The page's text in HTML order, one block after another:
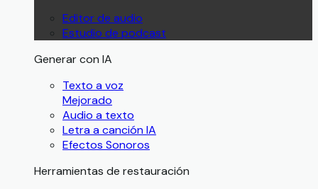
Editor de audio
Estudio de podcast
Generar con IA
Texto a voz
Mejorado
Audio a texto
Letra a canción IA
Efectos Sonoros
Herramientas de restauración